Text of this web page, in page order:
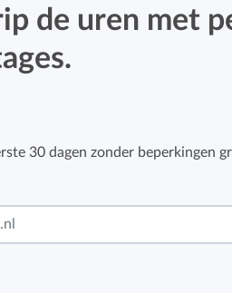
de uren met
30 dagen zonder beperkingen